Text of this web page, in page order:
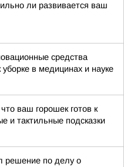
ли развивается ваш
средства
в медицинах и науке
ваш горошек готов к
и тактильные подсказки
решение по делу о